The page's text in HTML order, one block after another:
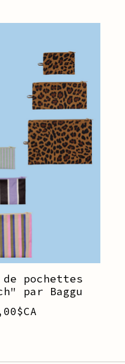
de pochettes
par Baggu